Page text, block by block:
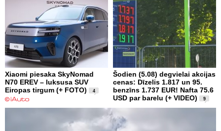
Xiaomi piesaka SkyNomad
N70 EREV – luksusa SUV
Eiropas tirgum (+ FOTO)
4
Šodien (5.08) degvielai akcijas
cenas: Dīzelis 1.817 un 95.
benzīns 1.737 EUR! Nafta 75.6
USD par barelu (+ VIDEO)
9